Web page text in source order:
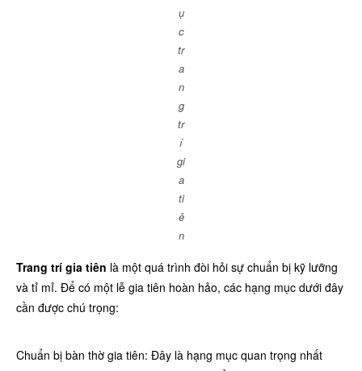
ụ
c
tr
a
n
g
tr
í
gi
a
ti
ê
n
Trang trí gia tiên là một quá trình đòi hỏi sự chuẩn bị kỹ lưỡng
và tỉ mỉ. Để có một lễ gia tiên hoàn hảo, các hạng mục dưới đây
cần được chú trọng:
Chuẩn bị bàn thờ gia tiên: Đây là hạng mục quan trọng nhất